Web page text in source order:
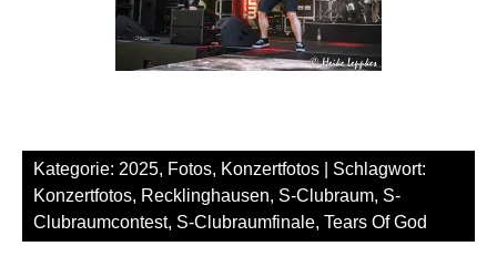
Kategorie: 2025, Fotos, Konzertfotos | Schlagwort:
Konzertfotos, Recklinghausen, S-Clubraum, S-
Clubraumcontest, S-Clubraumfinale, Tears Of God